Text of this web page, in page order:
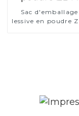
Sac
lessive en poudre